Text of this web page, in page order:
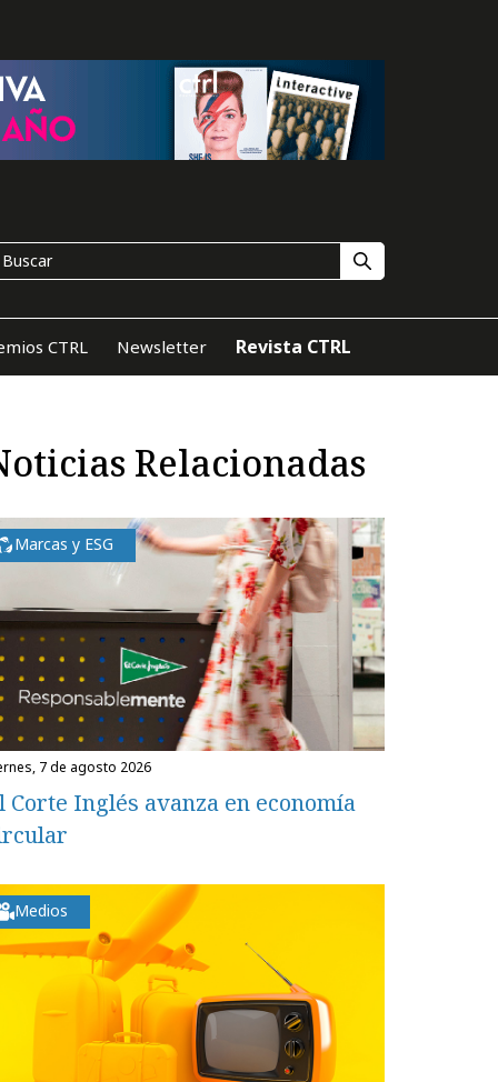
CTRL Newsletter Revista CTRL
Relacionadas
Marcas y ESG
7 de agosto 2026
Corte Inglés avanza en economía
Medios